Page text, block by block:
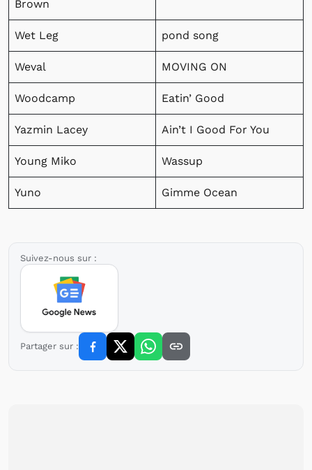
Brown
Wet Leg pond song
Weval MOVING ON
Woodcamp Eatin’ Good
Yazmin Lacey Ain’t I Good For You
Young Miko Wassup
Yuno Gimme Ocean
Suivez-nous sur :
Partager sur :